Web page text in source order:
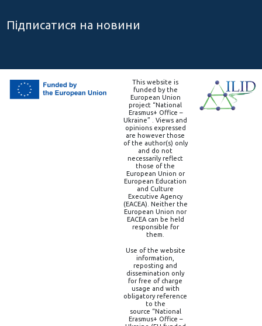
Підписатися на новини
This website is
funded by the
European Union
project “National
Erasmus+ Office –
Ukraine” . Views and
opinions expressed
are however those
of the author(s) only
and do not
necessarily reflect
those of the
European Union or
European Education
and Culture
Executive Agency
(EACEA). Neither the
European Union nor
EACEA can be held
responsible for
them.
Use of the website
information,
reposting and
dissemination only
for free of charge
usage and with
obligatory reference
to the
source “National
Erasmus+ Office –